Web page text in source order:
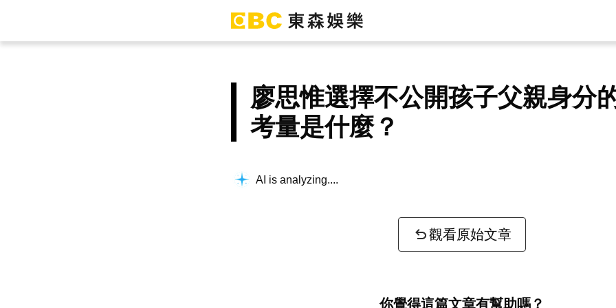
廖思惟選擇不公開孩子父親身分
考量是什麼？
AI is analyzing...
觀看原始文章
你覺得這篇文章有幫助嗎？